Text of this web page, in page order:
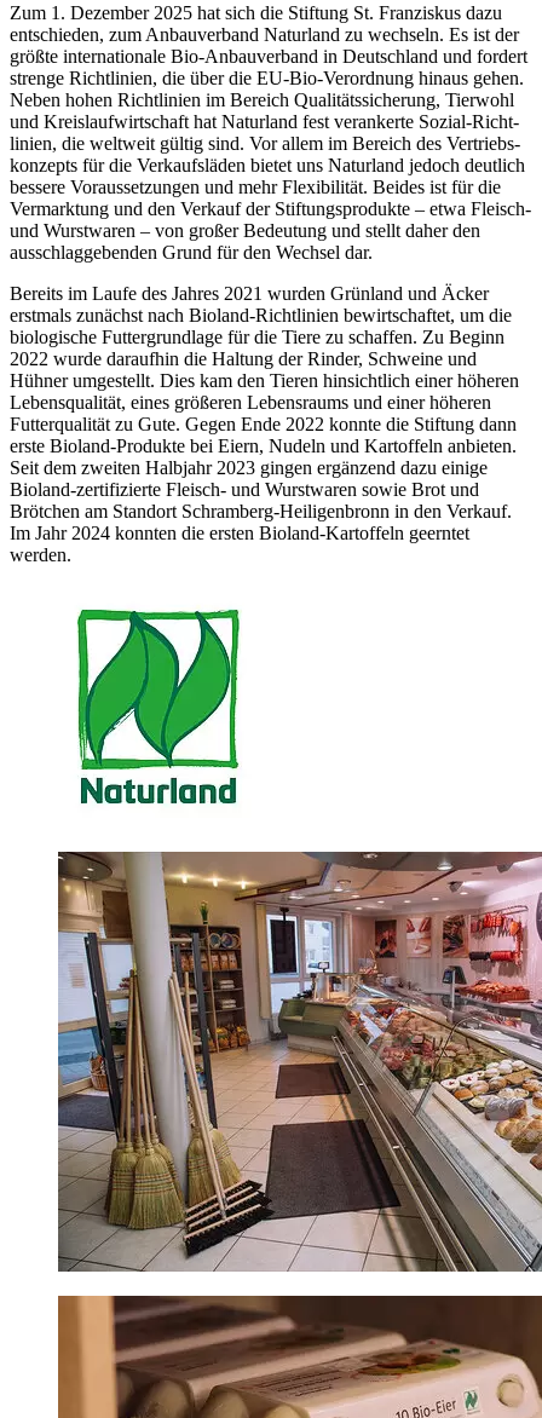
Zum 1. Dezember 2025 hat sich die Stiftung St. Franziskus dazu
entschieden, zum Anbau­verband Naturland zu wechseln. Es ist der
größte inter­nationale Bio-Anbau­verband in Deutsch­land und fordert
strenge Richt­linien, die über die EU-Bio-Verordnung hinaus gehen.
Neben hohen Richt­linien im Bereich Qualitätss­icherung, Tierwohl
und Kreis­lauf­wirt­schaft hat Natur­land fest verankerte Sozial-Richt­
linien, die welt­weit gültig sind. Vor allem im Bereich des Vertriebs­
konzepts für die Verkaufs­läden bietet uns Naturland jedoch deutlich
bessere Voraus­setzungen und mehr Flexi­bilität. Beides ist für die
Vermarktung und den Verkauf der Stiftungs­produkte – etwa Fleisch-
und Wurst­waren – von großer Bedeutung und stellt daher den
ausschlag­gebenden Grund für den Wechsel dar.
Bereits im Laufe des Jahres 2021 wurden Grün­land und Äcker
erstmals zunächst nach Bioland-Richtlinien bewirt­schaftet, um die
biologische Futter­grundlage für die Tiere zu schaffen. Zu Beginn
2022 wurde daraufhin die Haltung der Rinder, Schweine und
Hühner umgestellt. Dies kam den Tieren hinsichtlich einer höheren
Lebens­qualität, eines größeren Lebens­raums und einer höheren
Futter­qualität zu Gute. Gegen Ende 2022 konnte die Stiftung dann
erste Bioland-Produkte bei Eiern, Nudeln und Kartoffeln anbieten.
Seit dem zweiten Halbjahr 2023 gingen ergänzend dazu einige
Bioland-zertifizierte Fleisch- und Wurst­waren sowie Brot und
Brötchen am Standort Schramberg-Heiligen­bronn in den Verkauf.
Im Jahr 2024 konnten die ersten Bioland-Kartoffeln geerntet
werden.